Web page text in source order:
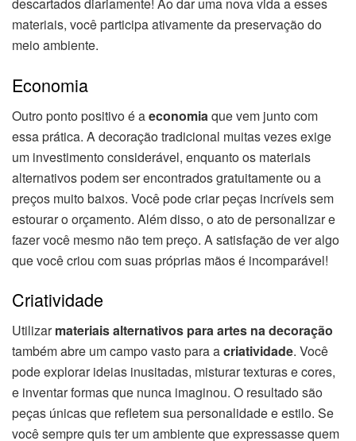
descartados diariamente! Ao dar uma nova vida a esses
materiais, você participa ativamente da preservação do
meio ambiente.
Economia
Outro ponto positivo é aeconomiaque vem junto com
essa prática. A decoração tradicional muitas vezes exige
um investimento considerável, enquanto os materiais
alternativos podem ser encontrados gratuitamente ou a
preços muito baixos. Você pode criar peças incríveis sem
estourar o orçamento. Além disso, o ato de personalizar e
fazer você mesmo não tem preço. A satisfação de ver algo
que você criou com suas próprias mãos é incomparável!
Criatividade
Utilizarmateriais alternativos para artes na decoração
também abre um campo vasto para acriatividade. Você
pode explorar ideias inusitadas, misturar texturas e cores,
e inventar formas que nunca imaginou. O resultado são
peças únicas que refletem sua personalidade e estilo. Se
você sempre quis ter um ambiente que expressasse quem